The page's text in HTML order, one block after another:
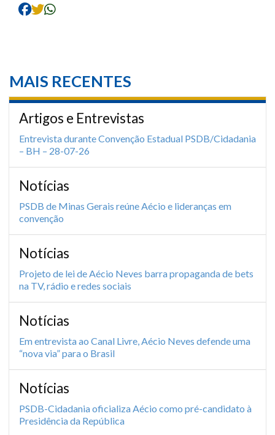
MAIS RECENTES
Artigos e Entrevistas
Entrevista durante Convenção Estadual PSDB/Cidadania
– BH – 28-07-26
Notícias
PSDB de Minas Gerais reúne Aécio e lideranças em
convenção
Notícias
Projeto de lei de Aécio Neves barra propaganda de bets
na TV, rádio e redes sociais
Notícias
Em entrevista ao Canal Livre, Aécio Neves defende uma
“nova via” para o Brasil
Notícias
PSDB-Cidadania oficializa Aécio como pré-candidato à
Presidência da República